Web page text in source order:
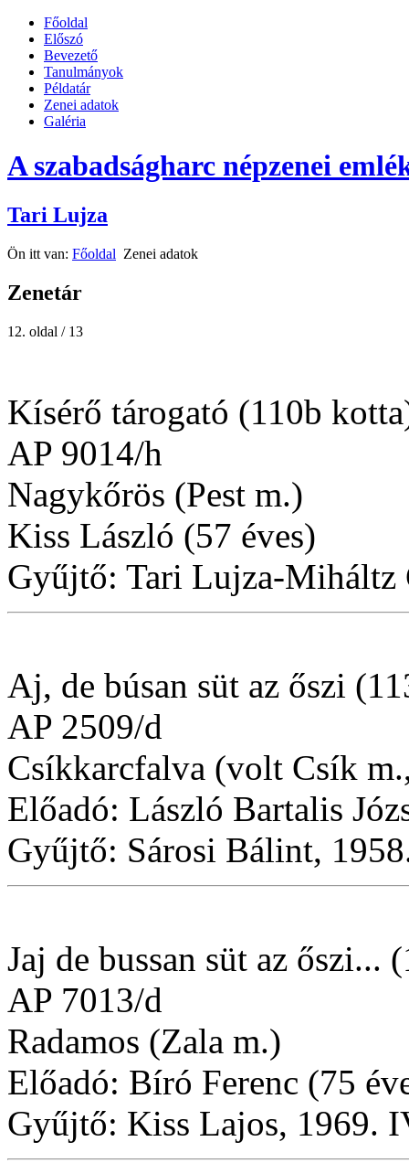
Főoldal
Előszó
Bevezető
Tanulmányok
Példatár
Zenei adatok
Galéria
A szabadságharc népzenei
Tari Lujza
Ön itt van: Főoldal Zenei adatok
Zenetár
12. oldal / 13
Kísérő tárogató (110b
AP 9014/h
Nagykőrös (Pest m.)
Kiss László (57 éves)
Gyűjtő: Tari Lujza-Miháltz
Aj, de búsan süt az őszi
AP 2509/d
Csíkkarcfalva (volt Csík
Előadó: László Bartalis
Gyűjtő: Sárosi Bálint,
Jaj de bussan süt az őszi...
AP 7013/d
Radamos (Zala m.)
Előadó: Bíró Ferenc (75
Gyűjtő: Kiss Lajos, 1969.